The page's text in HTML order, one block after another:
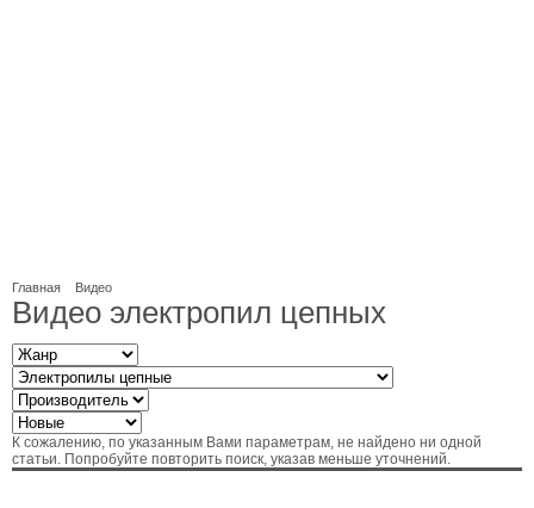
Главная Видео
Видео электропил цепных
К сожалению, по указанным Вами параметрам, не найдено ни одной
статьи. Попробуйте повторить поиск, указав меньше уточнений.